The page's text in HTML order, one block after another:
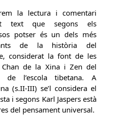
la lectura i comentari
text que segons els
potser és un dels més
de la història del
considerat la font de les
Chan de la Xina i Zen del
de l’escola tibetana. A
(s.II-III) se’l considera el
i segons Karl Jaspers està
del pensament universal.